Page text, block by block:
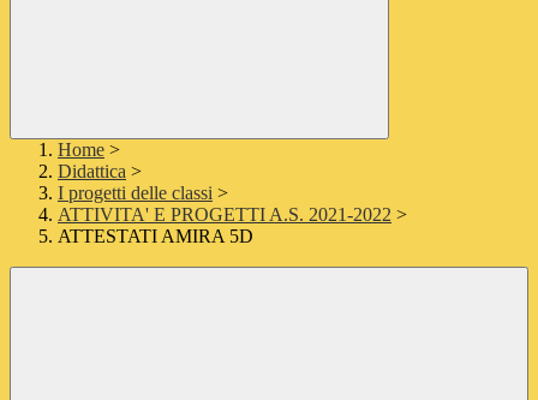
Home >
Didattica >
I progetti delle classi >
ATTIVITA' E PROGETTI A.S. 2021-2022 >
ATTESTATI AMIRA 5D